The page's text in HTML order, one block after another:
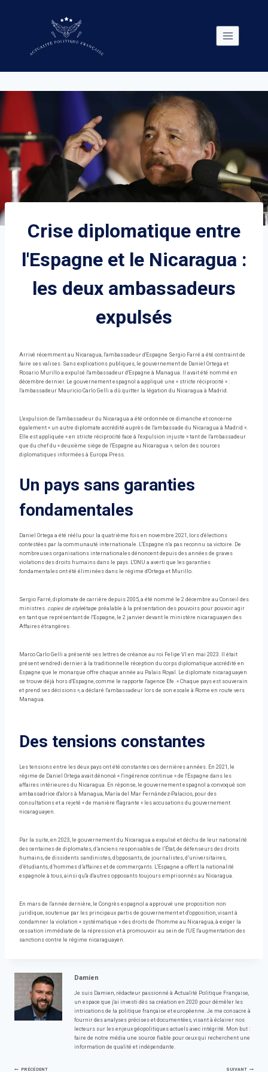
Crise diplomatique entre
l'Espagne et le Nicaragua :
les deux ambassadeurs
expulsés
Arrivé récemment au Nicaragua, l'ambassadeur d'Espagne Sergio Farré a été contraint de
faire ses valises. Sans explications publiques, le gouvernement de Daniel Ortega et
Rosario Murillo a expulsé l'ambassadeur d'Espagne à Managua. Il avait été nommé en
décembre dernier. Le gouvernement espagnol a appliqué une « stricte réciprocité » :
l'ambassadeur Mauricio Carlo Gelli a dû quitter la légation du Nicaragua à Madrid.
L'expulsion de l'ambassadeur du Nicaragua a été ordonnée ce dimanche et concerne
également « un autre diplomate accrédité auprès de l'ambassade du Nicaragua à Madrid ».
Elle est appliquée « en stricte réciprocité face à l'expulsion injuste » tant de l'ambassadeur
que du chef du « deuxième siège de l'Espagne au Nicaragua », selon des sources
diplomatiques informées à Europa Press.
Un pays sans garanties
fondamentales
Daniel Ortega a été réélu pour la quatrième fois en novembre 2021, lors d'élections
contestées par la communauté internationale. L'Espagne n'a pas reconnu sa victoire. De
nombreuses organisations internationales dénoncent depuis des années de graves
violations des droits humains dans le pays. L'ONU a averti que les garanties
fondamentales ont été éliminées dans le régime d'Ortega et Murillo.
Sergio Farré, diplomate de carrière depuis 2005, a été nommé le 2 décembre au Conseil des
ministres. copies de styleétape préalable à la présentation des pouvoirs pour pouvoir agir
en tant que représentant de l'Espagne, le 2 janvier devant le ministère nicaraguayen des
Affaires étrangères.
Marco Carlo Gelli a présenté ses lettres de créance au roi Felipe VI en mai 2023. Il était
présent vendredi dernier à la traditionnelle réception du corps diplomatique accrédité en
Espagne que le monarque offre chaque année au Palais Royal. Le diplomate nicaraguayen
se trouve déjà hors d'Espagne, comme le rapporte l'agence Efe. « Chaque pays est souverain
et prend ses décisions », a déclaré l'ambassadeur lors de son escale à Rome en route vers
Managua.
Des tensions constantes
Les tensions entre les deux pays ont été constantes ces dernières années. En 2021, le
régime de Daniel Ortega avait dénoncé « l'ingérence continue » de l'Espagne dans les
affaires intérieures du Nicaragua. En réponse, le gouvernement espagnol a convoqué son
ambassadrice d'alors à Managua, María del Mar Fernández-Palacios, pour des
consultations et a rejeté « de manière flagrante » les accusations du gouvernement
nicaraguayen.
Par la suite, en 2023, le gouvernement du Nicaragua a expulsé et déchu de leur nationalité
des centaines de diplomates, d’anciens responsables de l’État, de défenseurs des droits
humains, de dissidents sandinistes, d’opposants, de journalistes, d’universitaires,
d’étudiants, d’hommes d’affaires et de commerçants. L'Espagne a offert la nationalité
espagnole à tous, ainsi qu'à d'autres opposants toujours emprisonnés au Nicaragua.
En mars de l'année dernière, le Congrès espagnol a approuvé une proposition non
juridique, soutenue par les principaux partis de gouvernement et d'opposition, visant à
condamner la violation « systématique » des droits de l'homme au Nicaragua, à exiger la
cessation immédiate de la répression et à promouvoir au sein de l'UE l'augmentation des
sanctions contre le régime nicaraguayen.
Damien
Je suis Damien, rédacteur passionné à Actualité Politique Française,
un espace que j'ai investi dès sa création en 2020 pour démêler les
intrications de la politique française et européenne. Je me consacre à
fournir des analyses précises et documentées, visant à éclairer nos
lecteurs sur les enjeux géopolitiques actuels avec intégrité. Mon but :
faire de notre média une source fiable pour ceux qui recherchent une
information de qualité et indépendante.
PRÉCÉDENT SUIVANT